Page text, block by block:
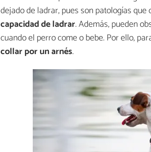
dejado de ladrar, pues son patologías
capacidad de ladrar. Además, pueden
cuando el perro come o bebe. Por ello,
collar por un arnés.